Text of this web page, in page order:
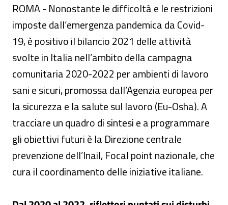
ROMA - Nonostante le difficoltà e le restrizioni
imposte dall’emergenza pandemica da Covid-
19, è positivo il bilancio 2021 delle attività
svolte in Italia nell’ambito della campagna
comunitaria 2020-2022 per ambienti di lavoro
sani e sicuri, promossa dall’Agenzia europea per
la sicurezza e la salute sul lavoro (Eu-Osha). A
tracciare un quadro di sintesi e a programmare
gli obiettivi futuri è la Direzione centrale
prevenzione dell’Inail, Focal point nazionale, che
cura il coordinamento delle iniziative italiane.